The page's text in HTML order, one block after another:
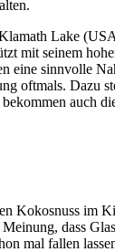
Lake
mit seinem
sinnvolle
oftmals. Dazu
auch
im
dass
mal fallen